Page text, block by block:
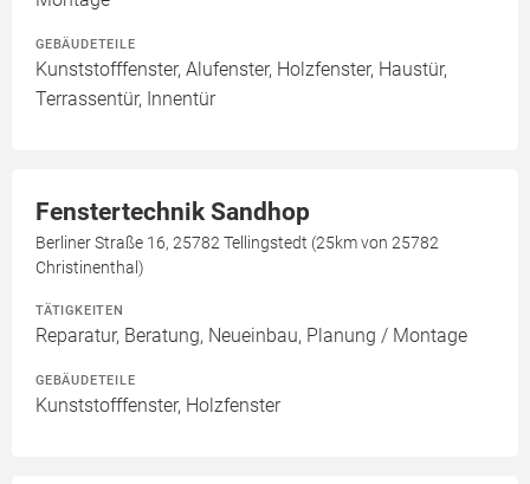
GEBÄUDETEILE
Kunststofffenster, Alufenster, Holzfenster, Haustür,
Terrassentür, Innentür
Fenstertechnik Sandhop
Berliner Straße 16, 25782 Tellingstedt (25km von 25782
Christinenthal)
TÄTIGKEITEN
Reparatur, Beratung, Neueinbau, Planung / Montage
GEBÄUDETEILE
Kunststofffenster, Holzfenster